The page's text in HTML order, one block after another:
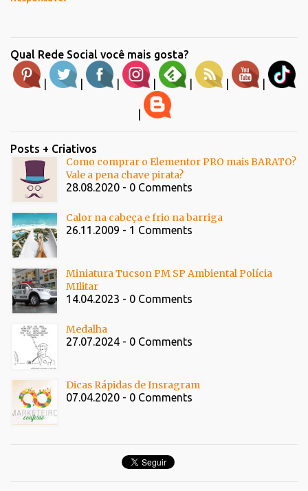
Qual Rede Social você mais gosta?
| | | | | | |
Posts + Criativos
Como comprar o Elementor PRO mais BARATO?
Vale a pena chave pirata?
28.08.2020 - 0 Comments
Calor na cabeça e frio na barriga
26.11.2009 - 1 Comments
Miniatura Tucson PM SP Ambiental Polícia
MIlitar
14.04.2023 - 0 Comments
Medalha
27.07.2024 - 0 Comments
Dicas Rápidas de Insragram
07.04.2020 - 0 Comments